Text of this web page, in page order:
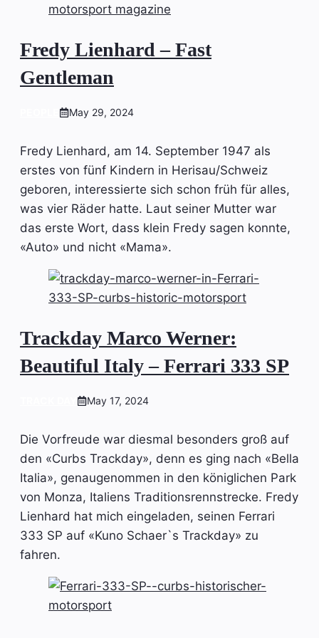
Fredy Lienhard – Fast
Gentleman
May 29, 2024
Fredy Lienhard, am 14. September 1947 als
erstes von fünf Kindern in Herisau/Schweiz
geboren, interessierte sich schon früh für alles,
was vier Räder hatte. Laut seiner Mutter war
das erste Wort, dass klein Fredy sagen konnte,
«Auto» und nicht «Mama».
Trackday Marco Werner:
Beautiful Italy – Ferrari 333 SP
May 17, 2024
Die Vorfreude war diesmal besonders groß auf
den «Curbs Trackday», denn es ging nach «Bella
Italia», genaugenommen in den königlichen Park
von Monza, Italiens Traditionsrennstrecke. Fredy
Lienhard hat mich eingeladen, seinen Ferrari
333 SP auf «Kuno Schaer`s Trackday» zu
fahren.